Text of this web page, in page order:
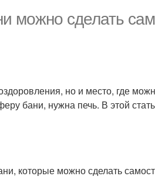
можно сделать
но и место, где
бани, нужна печь. В этой
которые можно сделать